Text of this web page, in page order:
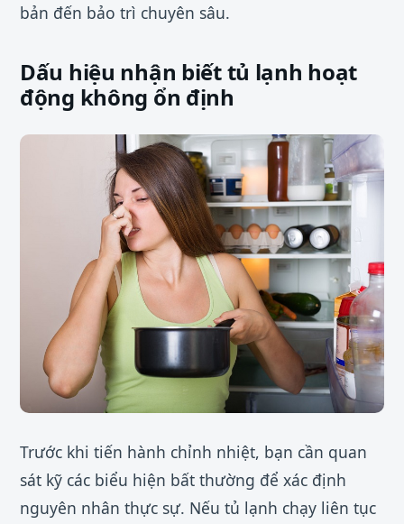
bản đến bảo trì chuyên sâu.
Dấu hiệu nhận biết tủ lạnh hoạt
động không ổn định
Trước khi tiến hành chỉnh nhiệt, bạn cần quan
sát kỹ các biểu hiện bất thường để xác định
nguyên nhân thực sự. Nếu tủ lạnh chạy liên tục